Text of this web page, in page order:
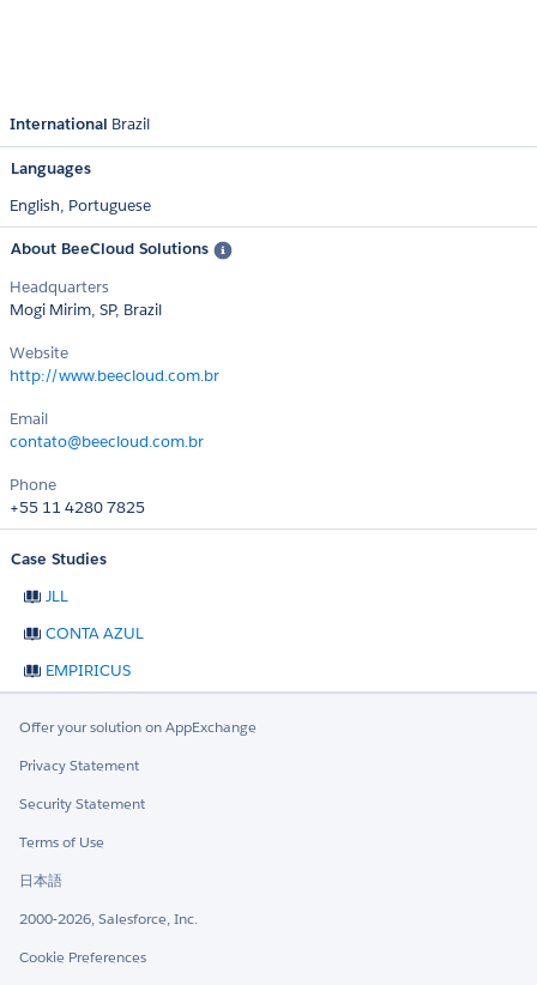
International Brazil
Languages
English, Portuguese
About BeeCloud Solutions
Headquarters
Mogi Mirim, SP, Brazil
Website
http://www.beecloud.com.br
Email
contato@beecloud.com.br
Phone
+55 11 4280 7825
Case Studies
JLL
CONTA AZUL
EMPIRICUS
Offer your solution on AppExchange
Privacy Statement
Security Statement
Terms of Use
日本語
2000-2026, Salesforce, Inc.
Cookie Preferences